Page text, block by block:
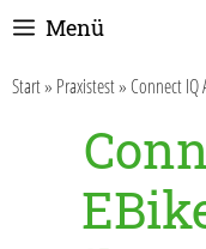
Zum
springen
Menü
Start» Praxistest» Connect IQ